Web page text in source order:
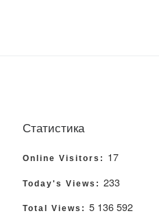
Статистика
Online Visitors: 17
Today's Views: 233
Total Views: 5 136 592